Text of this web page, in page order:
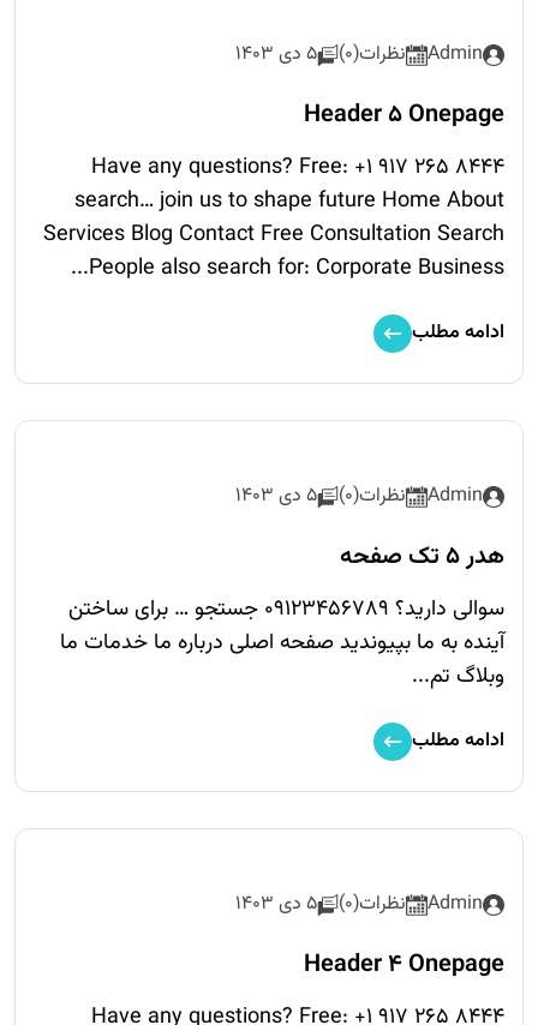
Admin نظرات(0) 5 دی 1403
Header 5 Onepage
Have any questions? Free: +1 917 265 8444
search… join us to shape future Home About
Services Blog Contact Free Consultation Search
People also search for: Corporate Business...
ادامه مطلب
Admin نظرات(0) 5 دی 1403
هدر 5 تک صفحه
سوالی دارید؟ 09123456789 جستجو … برای ساختن
آینده به ما بپیوندید صفحه اصلی درباره ما خدمات ما
وبلاگ تم...
ادامه مطلب
Admin نظرات(0) 5 دی 1403
Header 4 Onepage
Have any questions? Free: +1 917 265 8444